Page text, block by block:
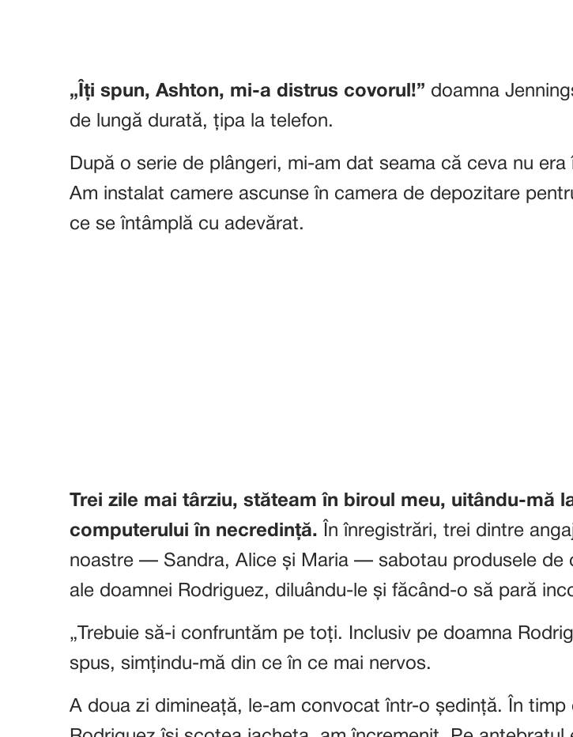
„Îți spun, Ashton, mi-a distrus covorul!” doamna
de lungă durată, țipa la telefon.
După o serie de plângeri, mi-am dat seama că ceva nu era
Am instalat camere ascunse în camera de depozitare
ce se întâmplă cu adevărat.
Trei zile mai târziu, stăteam în biroul meu, uitându-mă
computerului în necredință. În înregistrări, trei dintre
noastre — Sandra, Alice și Maria — sabotau produsele de
ale doamnei Rodriguez, diluându-le și făcând-o să pară
„Trebuie să-i confruntăm pe toți. Inclusiv pe doamna
spus, simțindu-mă din ce în ce mai nervos.
A doua zi dimineață, le-am convocat într-o ședință. În timp